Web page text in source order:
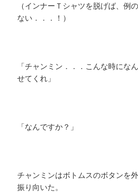
（インナーＴシャツを脱げば、例
ない．．．！）
「チャンミン．．．こんな時にな
せてくれ」
「なんですか？」
チャンミンはボトムスのボタンを
振り向いた。